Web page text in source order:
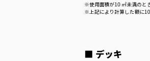
※使用面積が10 ㎡未満のと
※上記により計算した額に
■ デッキ